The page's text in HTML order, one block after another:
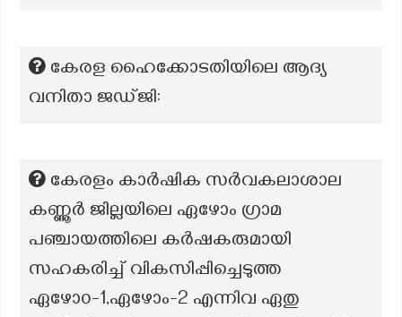
കേരള ഹൈക്കോടതിയിലെ ആദ്യ
വനിതാ ജഡ്ജി:
കേരളം കാർഷിക സർവകലാശാല
കണ്ണൂർ ജില്ലയിലെ ഏഴോം ഗ്രാമ
പഞ്ചായത്തിലെ കർഷകരുമായി
സഹകരിച്ച് വികസിപ്പിച്ചെടുത്ത
ഏഴോ൦-1,ഏഴോം-2 എന്നിവ ഏതു